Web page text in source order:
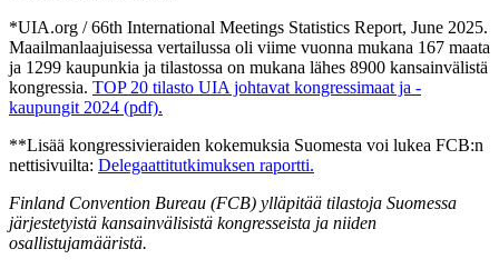
*UIA.org / 66th International Meetings Statistics Report, June 2025.
Maailmanlaajuisessa vertailussa oli viime vuonna mukana 167 maata
ja 1299 kaupunkia ja tilastossa on mukana lähes 8900 kansainvälistä
kongressia. TOP 20 tilasto UIA johtavat kongressimaat ja -
kaupungit 2024 (pdf).
**Lisää kongressivieraiden kokemuksia Suomesta voi lukea FCB:n
nettisivuilta: Delegaattitutkimuksen raportti.
Finland Convention Bureau (FCB) ylläpitää tilastoja Suomessa
järjestetyistä kansainvälisistä kongresseista ja niiden
osallistujamääristä.